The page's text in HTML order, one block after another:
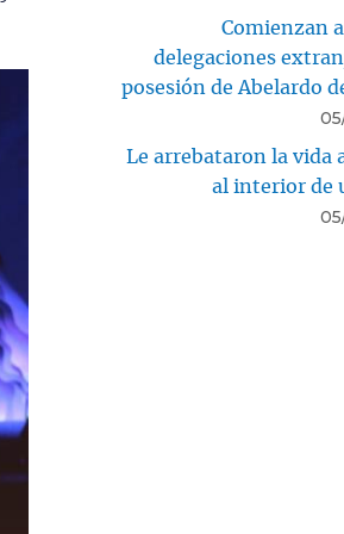
Comienzan
delegaciones
posesión de Abelardo
Le arrebataron la vida
al interior de